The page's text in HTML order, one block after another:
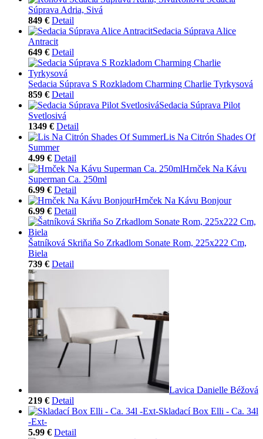
Súprava Adria, Sivá
849 € Detail
Sedacia Súprava Alice
Antracit
649 € Detail
Sedacia Súprava S Rozkladom Charming Charlie Tyrkysová
859 € Detail
Sedacia Súprava Pilot
Svetlosivá
1349 € Detail
Lis Na Citrón Shades Of
Summer
4.99 € Detail
Hrnček Na Kávu
Superman Ca. 250ml
6.99 € Detail
Hrnček Na Kávu Bonjour
6.99 € Detail
Šatníková Skriňa So Zrkadlom Sonate Rom, 225x222 Cm,
Biela
739 € Detail
Lavica Danielle Béžová
219 € Detail
Skladací Box Elli - Ca. 34l
-Ext-
5.99 € Detail